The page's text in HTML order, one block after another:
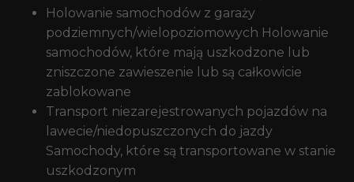
Holowanie samochodów z garaży
podziemnych/wielopoziomowych Holowanie
samochodów, które mają uszkodzone lub
zniszczone zawieszenie lub są całkowicie
zablokowane
Transport niezarejestrowanych pojazdów na
lawecie/niedopuszczonych do jazdy
Samochody, które są transportowane w stanie
uszkodzonym